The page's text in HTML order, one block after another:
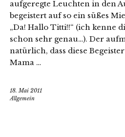
aufgeregte Leuchten in den
begeistert auf so ein süßes
„Da! Hallo Titti!!“ (ich kenne
schon sehr genau…). Der
natürlich, dass diese
Mama …
18. Mai 2011
Allgemein